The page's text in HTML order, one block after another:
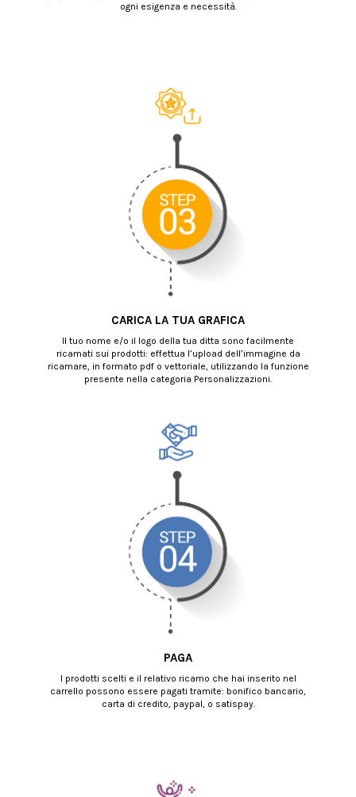
ogni esigenza e necessità.
CARICA LA TUA GRAFICA
Il tuo nome e/o il logo della tua ditta sono facilmente
ricamati sui prodotti: effettua l’upload dell’immagine da
ricamare, in formato pdf o vettoriale, utilizzando la funzione
presente nella categoria Personalizzazioni.
PAGA
I prodotti scelti e il relativo ricamo che hai inserito nel
carrello possono essere pagati tramite: bonifico bancario,
carta di credito, paypal, o satispay.